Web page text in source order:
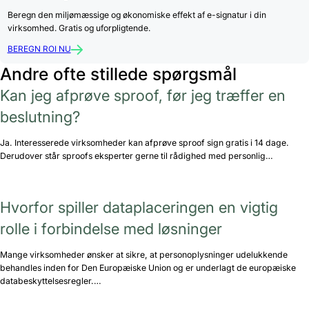
Beregn den miljømæssige og økonomiske effekt af e-signatur i din
virksomhed. Gratis og uforpligtende.
BEREGN ROI NU
Andre ofte stillede spørgsmål
Kan jeg afprøve sproof, før jeg træffer en
beslutning?
Ja. Interesserede virksomheder kan afprøve sproof sign gratis i 14 dage.
Derudover står sproofs eksperter gerne til rådighed med personlig…
Hvorfor spiller dataplaceringen en vigtig
rolle i forbindelse med løsninger
Mange virksomheder ønsker at sikre, at personoplysninger udelukkende
behandles inden for Den Europæiske Union og er underlagt de europæiske
databeskyttelsesregler.…